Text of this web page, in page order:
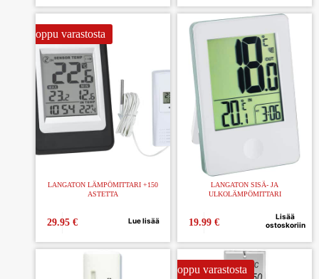
Loppu varastosta
LANGATON LÄMPÖMITTARI +150
ASTETTA
29.95 € Lue lisää
LANGATON SISÄ- JA
ULKOLÄMPÖMITTARI
19.99 €
Lisää
ostoskoriin
Loppu varastosta